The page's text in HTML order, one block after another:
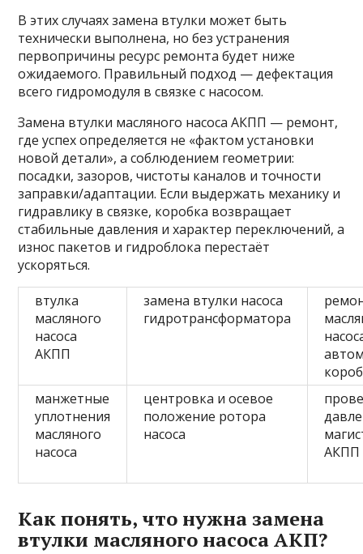
В этих случаях замена втулки может быть
технически выполнена, но без устранения
первопричины ресурс ремонта будет ниже
ожидаемого. Правильный подход — дефектация
всего гидромодуля в связке с насосом.
Замена втулки масляного насоса АКПП — ремонт,
где успех определяется не «фактом установки
новой детали», а соблюдением геометрии:
посадки, зазоров, чистоты каналов и точности
заправки/адаптации. Если выдержать механику и
гидравлику в связке, коробка возвращает
стабильные давления и характер переключений, а
износ пакетов и гидроблока перестаёт
ускоряться.
втулка
масляного
насоса
АКПП
замена втулки насоса
гидротрансформатора
манжетные
уплотнения
масляного
насоса
центровка и осевое
положение ротора
насоса
АКПП
Как понять, что нужна замена
втулки масляного насоса АКП?